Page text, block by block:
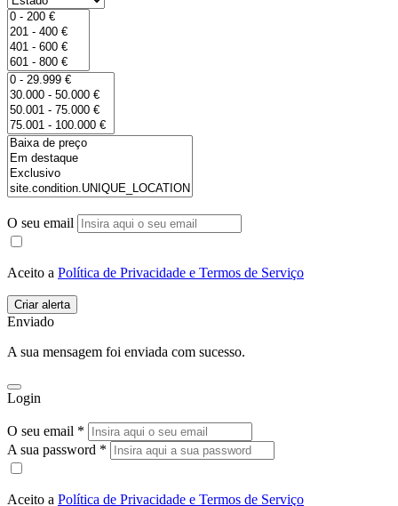
O seu email
Aceito a Política de Privacidade e Termos de Serviço
Enviado
A sua mensagem foi enviada com sucesso.
Login
O seu email *
A sua password *
Aceito a Política de Privacidade e Termos de Serviço